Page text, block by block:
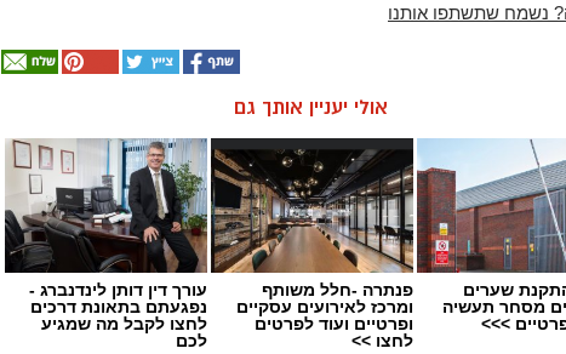
נשמח שתשתפו אותנו
אולי יעניין אותך גם
שערים
מסחר תעשיה
>>>
פנתרה -חלל משותף
ומרכז לאירועים עסקיים
ופרטיים ועוד לפרטים
לחצו >>
עורך דין דותן לינדנברג -
נפגעתם בתאונת דרכים
לחצו לקבל מה שמגיע
לכם